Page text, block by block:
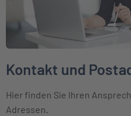
Kontakt und
Hier finden Sie Ihren
Adressen.